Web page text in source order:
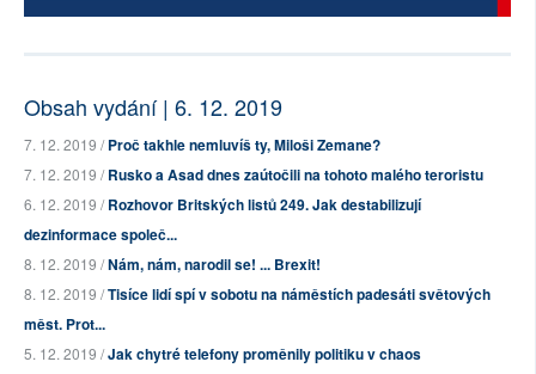
Obsah vydání | 6. 12. 2019
7. 12. 2019 /Proč takhle nemluvíš ty, Miloši Zemane?
7. 12. 2019 /Rusko a Asad dnes zaútočili na tohoto malého teroristu
6. 12. 2019 /Rozhovor Britských listů 249. Jak destabilizují
dezinformace společ...
8. 12. 2019 /Nám, nám, narodil se! ... Brexit!
8. 12. 2019 /Tisíce lidí spí v sobotu na náměstích padesáti světových
měst. Prot...
5. 12. 2019 /Jak chytré telefony proměnily politiku v chaos